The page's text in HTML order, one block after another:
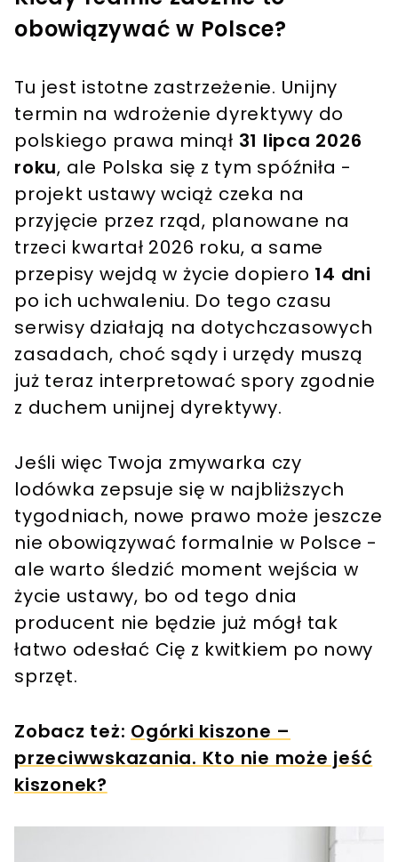
obowiązywać w Polsce?
Tu jest istotne zastrzeżenie. Unijny
termin na wdrożenie dyrektywy do
polskiego prawa minął 31 lipca 2026
roku, ale Polska się z tym spóźniła -
projekt ustawy wciąż czeka na
przyjęcie przez rząd, planowane na
trzeci kwartał 2026 roku, a same
przepisy wejdą w życie dopiero 14 dni
po ich uchwaleniu. Do tego czasu
serwisy działają na dotychczasowych
zasadach, choć sądy i urzędy muszą
już teraz interpretować spory zgodnie
z duchem unijnej dyrektywy.
Jeśli więc Twoja zmywarka czy
lodówka zepsuje się w najbliższych
tygodniach, nowe prawo może jeszcze
nie obowiązywać formalnie w Polsce -
ale warto śledzić moment wejścia w
życie ustawy, bo od tego dnia
producent nie będzie już mógł tak
łatwo odesłać Cię z kwitkiem po nowy
sprzęt.
Zobacz też: Ogórki kiszone –
przeciwwskazania. Kto nie może jeść
kiszonek?